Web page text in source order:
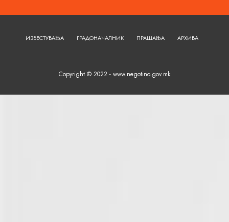
ИЗВЕСТУВАЊА ГРАДОНАЧАЛНИК ПРАШАЊА АРХИВА
Copyright © 2022 - www.negotino.gov.mk